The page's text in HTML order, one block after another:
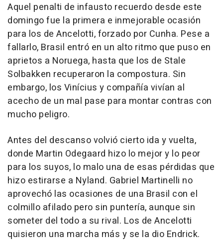
Aquel penalti de infausto recuerdo desde este
domingo fue la primera e inmejorable ocasión
para los de Ancelotti, forzado por Cunha. Pese a
fallarlo, Brasil entró en un alto ritmo que puso en
aprietos a Noruega, hasta que los de Stale
Solbakken recuperaron la compostura. Sin
embargo, los Vinícius y compañía vivían al
acecho de un mal pase para montar contras con
mucho peligro.
Antes del descanso volvió cierto ida y vuelta,
donde Martin Odegaard hizo lo mejor y lo peor
para los suyos, lo malo una de esas pérdidas que
hizo estirarse a Nyland. Gabriel Martinelli no
aprovechó las ocasiones de una Brasil con el
colmillo afilado pero sin puntería, aunque sin
someter del todo a su rival. Los de Ancelotti
quisieron una marcha más y se la dio Endrick.